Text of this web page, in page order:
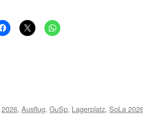
2026, Ausflug, GuSp, Lagerplatz, SoLa